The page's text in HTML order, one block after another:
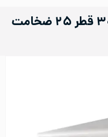
لوله دکوراتیو استیل ۳۰۴ قطر ۲۵ ضخامت